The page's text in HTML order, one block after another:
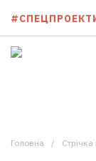
Головна